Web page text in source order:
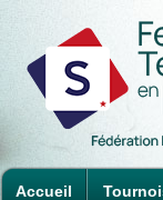
Accueil